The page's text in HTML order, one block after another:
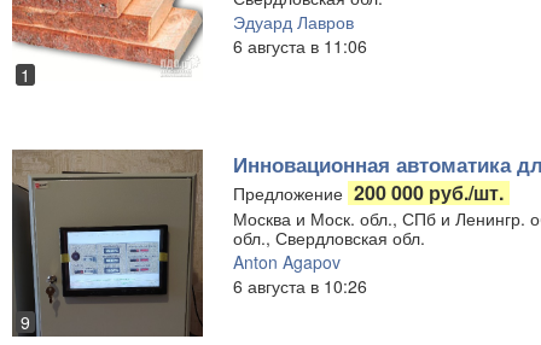
1
Эдуард Лавров
6 августа в 11:06
9
Инновационная автоматика
Предложение 200 000 руб./шт.
Москва и Моск. обл., СПб и Ленингр.
обл., Свердловская обл.
Anton Agapov
6 августа в 10:26